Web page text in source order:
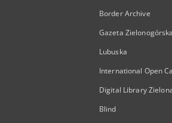
Border Archive
Gazeta
Lubuska
International Open
Digital Library
Blind